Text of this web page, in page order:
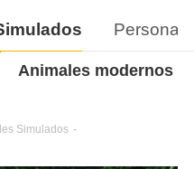
Animales modernos
Simulados -